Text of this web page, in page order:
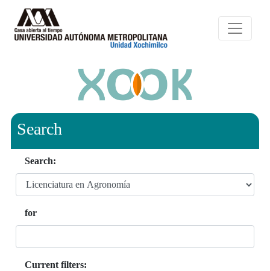
Search
Search:
for
Current filters: